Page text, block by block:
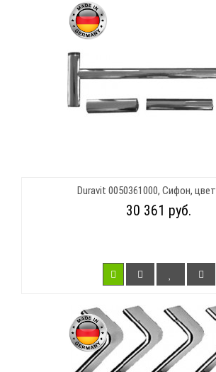
Duravit 0050361000, Сифон,
30 361 руб.